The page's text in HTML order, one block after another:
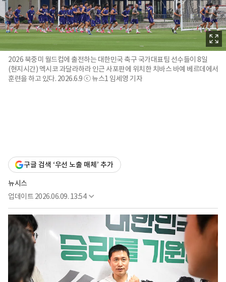
2026 북중미 월드컵에 출전하는 대한민국 축구 국가대표팀 선수들이 8일
(현지시간) 멕시코 과달라하라 인근 사포판에 위치한 치바스 바예 베르데에서
훈련을 하고 있다. 2026.6.9 ⓒ 뉴스1 임세영 기자
구글 검색 ‘우선 노출 매체’ 추가
뉴시스
업데이트 2026.06.09. 13:54